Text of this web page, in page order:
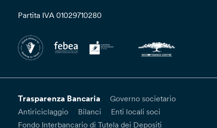
Partita IVA 01029710280
Trasparenza Bancaria
Governo societario
Antiriciclaggio
Bilanci
Enti locali soci
Fondo Interbancario di Tutela dei Depositi